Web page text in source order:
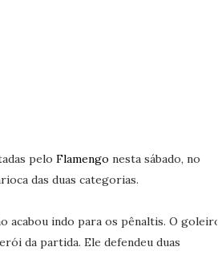
pelo Flamengo nesta sábado, no
das duas categorias.
acabou indo para os pênaltis. O goleiro
da partida. Ele defendeu duas